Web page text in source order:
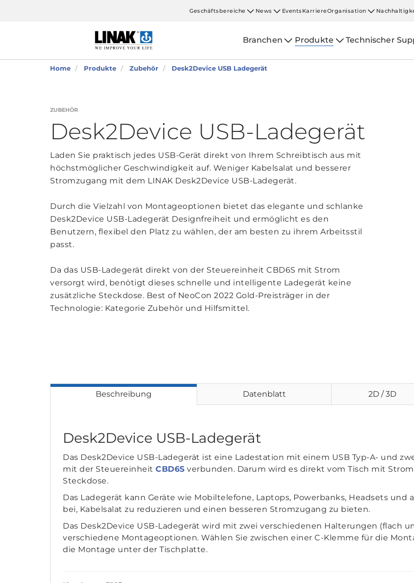
Geschäftsbereiche News EventsKarriereOrganisation
Branchen Produkte Technischer
Home Produkte Zubehör Desk2Device USB Ladegerät
ZUBEHÖR
Desk2Device USB-Ladegerät
Laden Sie praktisch jedes USB-Gerät direkt von Ihrem Schreibtisch aus mit
höchstmöglicher Geschwindigkeit auf. Weniger Kabelsalat und besserer
Stromzugang mit dem LINAK Desk2Device USB-Ladegerät.
Durch die Vielzahl von Montageoptionen bietet das elegante und schlanke
Desk2Device USB-Ladegerät Designfreiheit und ermöglicht es den
Benutzern, flexibel den Platz zu wählen, der am besten zu ihrem Arbeitsstil
passt.
Da das USB-Ladegerät direkt von der Steuereinheit CBD6S mit Strom
versorgt wird, benötigt dieses schnelle und intelligente Ladegerät keine
zusätzliche Steckdose. Best of NeoCon 2022 Gold-Preisträger in der
Technologie: Kategorie Zubehör und Hilfsmittel.
Beschreibung Datenblatt 2D / 3D
Desk2Device USB-Ladegerät
Das Desk2Device USB-Ladegerät ist eine Ladestation mit einem USB Typ-A- und
mit der Steuereinheit CBD6S verbunden. Darum wird es direkt vom Tisch mit
Steckdose.
Das Ladegerät kann Geräte wie Mobiltelefone, Laptops, Powerbanks, Headsets
bei, Kabelsalat zu reduzieren und einen besseren Stromzugang zu bieten.
Das Desk2Device USB-Ladegerät wird mit zwei verschiedenen Halterungen (flach
verschiedene Montageoptionen. Wählen Sie zwischen einer C-Klemme für die
die Montage unter der Tischplatte.